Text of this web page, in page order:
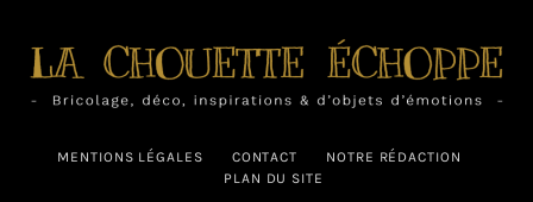
MENTIONS LÉGALES CONTACT
NOTRE RÉDACTION
PLAN DU SITE